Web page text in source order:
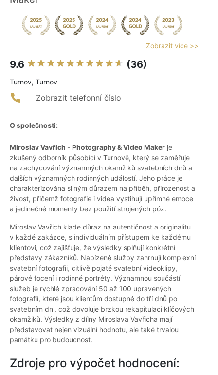
Zobrazit více >>
9.6 (36)
Turnov, Turnov
Zobrazit telefonní číslo
O společnosti:
Miroslav Vavřich - Photography & Video Maker je
zkušený odborník působící v Turnově, který se zaměřuje
na zachycování významných okamžiků svatebních dnů a
dalších významných rodinných událostí. Jeho práce je
charakterizována silným důrazem na příběh, přirozenost a
živost, přičemž fotografie i videa vystihují upřímné emoce
a jedinečné momenty bez použití strojených póz.
Miroslav Vavřich klade důraz na autentičnost a originalitu
v každé zakázce, s individuálním přístupem ke každému
klientovi, což zajišťuje, že výsledky splňují konkrétní
představy zákazníků. Nabízené služby zahrnují komplexní
svatební fotografii, citlivě pojaté svatební videoklipy,
párové focení i rodinné portréty. Významnou součástí
služeb je rychlé zpracování 50 až 100 upravených
fotografií, které jsou klientům dostupné do tří dnů po
svatebním dni, což dovoluje brzkou rekapitulaci klíčových
okamžiků. Výsledky z dílny Miroslava Vavřicha mají
představovat nejen vizuální hodnotu, ale také trvalou
památku pro budoucnost.
Zdroje pro výpočet hodnocení: